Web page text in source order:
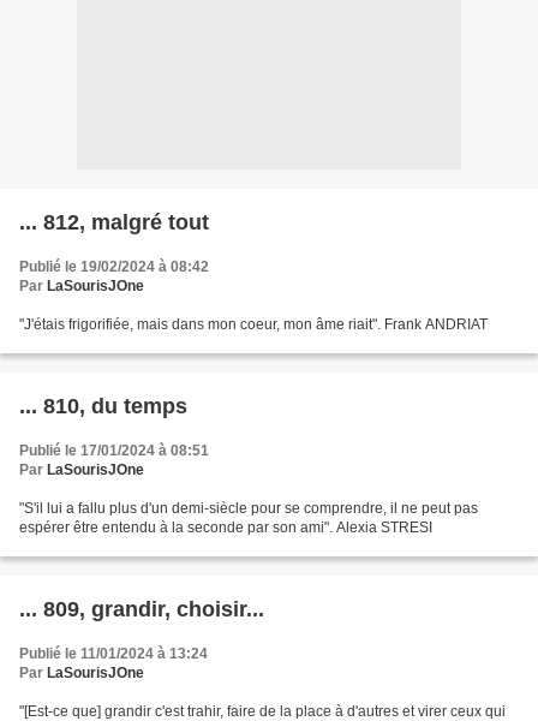
... 812, malgré tout
Publié le 19/02/2024 à 08:42
Par LaSourisJOne
"J'étais frigorifiée, mais dans mon coeur, mon âme riait". Frank ANDRIAT
... 810, du temps
Publié le 17/01/2024 à 08:51
Par LaSourisJOne
"S'il lui a fallu plus d'un demi-siècle pour se comprendre, il ne peut pas
espérer être entendu à la seconde par son ami". Alexia STRESI
... 809, grandir, choisir...
Publié le 11/01/2024 à 13:24
Par LaSourisJOne
"[Est-ce que] grandir c'est trahir, faire de la place à d'autres et virer ceux qui